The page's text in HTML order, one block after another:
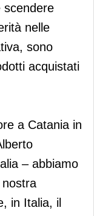
scendere
nelle
sono
acquistati
a Catania in
– abbiamo
in Italia, il